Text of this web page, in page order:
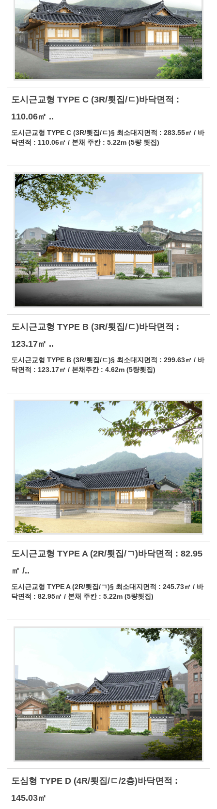
도시근교형 TYPE C (3R/툇집/ㄷ)바닥면적 :
110.06㎡ ..
도시근교형 TYPE C (3R/툇집/ㄷ)§ 최소대지면적 : 283.55㎡ / 바
닥면적 : 110.06㎡ / 본채 주칸 : 5.22m (5량 툇집)
도시근교형 TYPE B (3R/툇집/ㄷ)바닥면적 :
123.17㎡ ..
도시근교형 TYPE B (3R/툇집/ㄷ)§ 최소대지면적 : 299.63㎡ / 바
닥면적 : 123.17㎡ / 본채주칸 : 4.62m (5량툇집)
도시근교형 TYPE A (2R/툇집/ㄱ)바닥면적 : 82.95
㎡ /..
도시근교형 TYPE A (2R/툇집/ㄱ)§ 최소대지면적 : 245.73㎡ / 바
닥면적 : 82.95㎡ / 본채 주칸 : 5.22m (5량툇집)
도심형 TYPE D (4R/툇집/ㄷ/2층)바닥면적 :
145.03㎡